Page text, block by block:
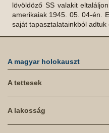
lövöldöző SS valakit
amerikaiak 1945. 05. 04-én.
saját tapasztalatainkból adtuk
A magyar holokauszt
A tettesek
A lakosság